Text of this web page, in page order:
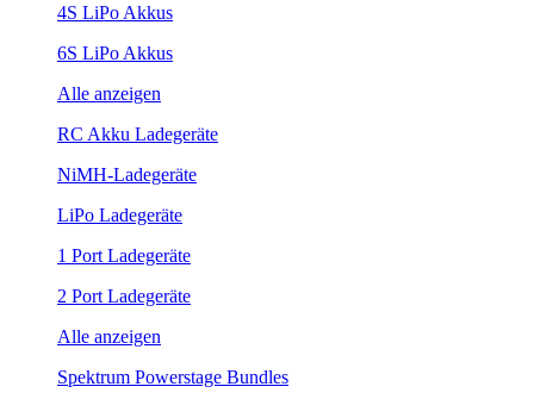
4S LiPo Akkus
6S LiPo Akkus
Alle anzeigen
RC Akku Ladegeräte
NiMH-Ladegeräte
LiPo Ladegeräte
1 Port Ladegeräte
2 Port Ladegeräte
Alle anzeigen
Spektrum Powerstage Bundles